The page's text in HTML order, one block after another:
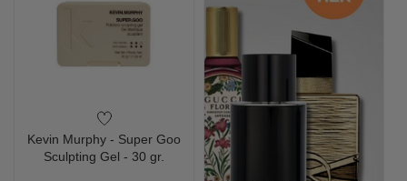
Kevin Murphy - Super Goo
Sculpting Gel - 30 gr.